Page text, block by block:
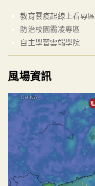
教育雲疫起線上看專區
防治校園霸凌專區
自主學習雲端學院
風場資訊